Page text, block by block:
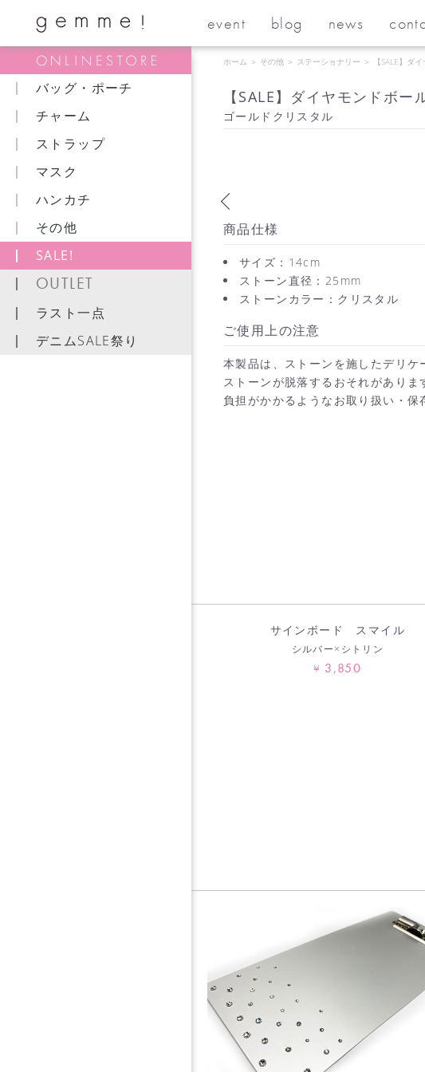
event blog news
バッグ・ポーチ
チャーム
ストラップ
マスク
ハンカチ
その他
SALE!
OUTLET
ラスト一点
デニムSALE祭り
ホーム ＞ その他 ＞ ステーショナリー ＞ 【SALE】ダ
【SALE】ダイヤモンドボー
ゴールドクリスタル
商品仕様
サイズ：14cm
ストーン直径：25mm
ストーンカラー：クリスタル
ご使用上の注意
本製品は、ストーンを施したデリ
ストーンが脱落するおそれがありま
負担がかかるようなお取り扱い・保
サインボード スマイル
シルバー×シトリン
¥ 3,850